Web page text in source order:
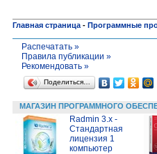
Главная страница - Программные
Распечатать »
Правила публикации »
Рекомендовать »
Поделиться…
МАГАЗИН ПРОГРАММНОГО
Radmin 3.x -
Стандартная
лицензия 1
компьютер